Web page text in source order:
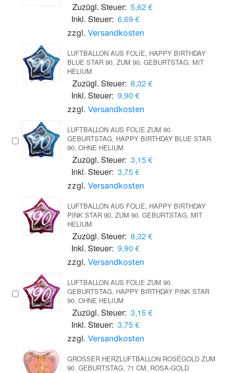
Zuzügl. Steuer: 5,62 €
Inkl. Steuer: 6,69 €
zzgl. Versandkosten
LUFTBALLON AUS FOLIE, HAPPY BIRTHDAY
BLUE STAR 90, ZUM 90. GEBURTSTAG, MIT
HELIUM
Zuzügl. Steuer: 8,32 €
Inkl. Steuer: 9,90 €
zzgl. Versandkosten
LUFTBALLON AUS FOLIE ZUM 90.
GEBURTSTAG, HAPPY BIRTHDAY BLUE STAR
90, OHNE HELIUM
Zuzügl. Steuer: 3,15 €
Inkl. Steuer: 3,75 €
zzgl. Versandkosten
LUFTBALLON AUS FOLIE, HAPPY BIRTHDAY
PINK STAR 90, ZUM 90. GEBURTSTAG, MIT
HELIUM
Zuzügl. Steuer: 8,32 €
Inkl. Steuer: 9,90 €
zzgl. Versandkosten
LUFTBALLON AUS FOLIE ZUM 90.
GEBURTSTAG, HAPPY BIRTHDAY PINK STAR
90, OHNE HELIUM
Zuzügl. Steuer: 3,15 €
Inkl. Steuer: 3,75 €
zzgl. Versandkosten
GROSSER HERZLUFTBALLON ROSÉGOLD ZUM 9
0. GEBURTSTAG, 71 CM, ROSA-GOLD